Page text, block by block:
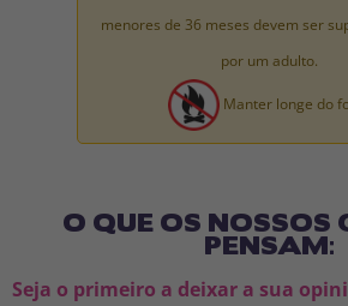
menores de 36 meses devem ser
por um adulto.
Manter longe do
O QUE OS NOSSOS
PENSAM:
Seja o primeiro a deixar a sua